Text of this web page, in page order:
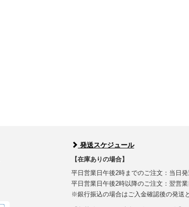
発送スケジュール
【在庫ありの場合】
平日営業日午後2時までのご注文：当日発
平日営業日午後2時以降のご注文：翌営
※銀行振込の場合はご入金確認後の発送